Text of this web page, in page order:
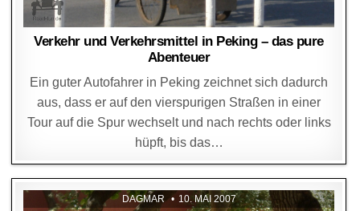
Verkehr und Verkehrsmittel in Peking – das pure
Abenteuer
Ein guter Autofahrer in Peking zeichnet sich dadurch
aus, dass er auf den vierspurigen Straßen in einer
Tour auf die Spur wechselt und nach rechts oder links
hüpft, bis das…
DAGMAR 10. MAI 2007